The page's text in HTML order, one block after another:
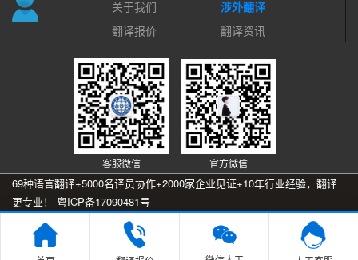

关于我们
涉外翻译
翻译报价
翻译资讯
客服微信 官方微信
69种语言翻译+5000名译员协作+2000家企业见证+10年行业经验，翻译
更专业！ 粤ICP备17090481号